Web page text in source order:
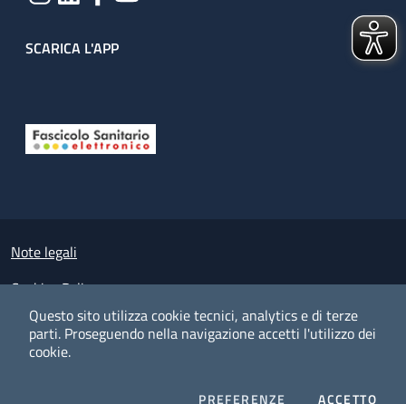
Questo sito utilizza cookie tecnici, analytics e di terze
parti. Proseguendo nella navigazione accetti l'utilizzo dei
cookie.
PREFERENZE COOKIESACCETTOI
SCARICA L'APP
Small prints
Note legali
Cookies Policy
Policy privacy e protezione del dato personale
Albo pretorio on-line